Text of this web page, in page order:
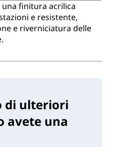
una finitura acrilica
e resistente,
e riverniciatura delle
di ulteriori
avete una